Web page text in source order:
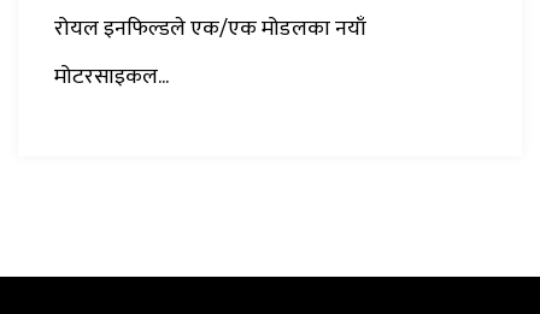
रोयल इनफिल्डले एक/एक मोडलका नयाँ
मोटरसाइकल...